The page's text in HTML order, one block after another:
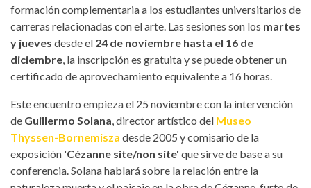
formación complementaria a los estudiantes universitarios de
carreras relacionadas con el arte. Las sesiones son los martes
y jueves desde el 24 de noviembre hasta el 16 de
diciembre, la inscripción es gratuita y se puede obtener un
certificado de aprovechamiento equivalente a 16 horas.
Este encuentro empieza el 25 noviembre con la intervención
de Guillermo Solana, director artístico del Museo
Thyssen-Bornemisza desde 2005 y comisario de la
exposición 'Cézanne site/non site' que sirve de base a su
conferencia. Solana hablará sobre la relación entre la